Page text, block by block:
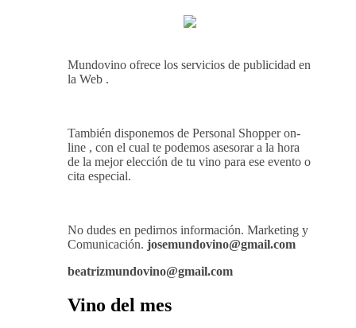
Mundovino ofrece los servicios de publicidad en
la Web .
También disponemos de Personal Shopper on-
line , con el cual te podemos asesorar a la hora
de la mejor elección de tu vino para ese evento o
cita especial.
No dudes en pedirnos información. Marketing y
Comunicación. josemundovino@gmail.com
beatrizmundovino@gmail.com
Vino del mes